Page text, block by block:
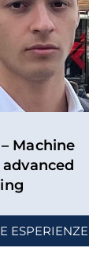
Machine
ESPERIENZE